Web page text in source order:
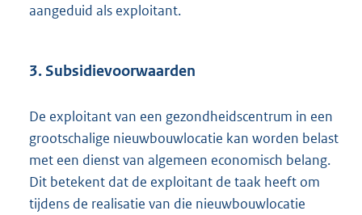
aangeduid als exploitant.
3. Subsidievoorwaarden
De exploitant van een gezondheidscentrum in een
grootschalige nieuwbouwlocatie kan worden belast
met een dienst van algemeen economisch belang.
Dit betekent dat de exploitant de taak heeft om
tijdens de realisatie van die nieuwbouwlocatie